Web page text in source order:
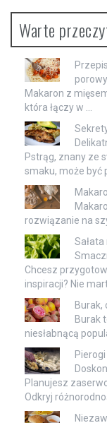
Warte
Makaron z
która łączy w …
Pstrąg, znany ze
smaku, może być
rozwiązanie na
Chcesz
inspiracji? Nie
Burak,
Burak
niesłabnącą
Planujesz
Odkryj